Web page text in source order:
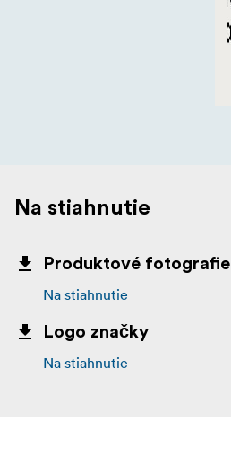
Na stiahnutie
Produktové fotografie
Na stiahnutie
Logo značky
Na stiahnutie